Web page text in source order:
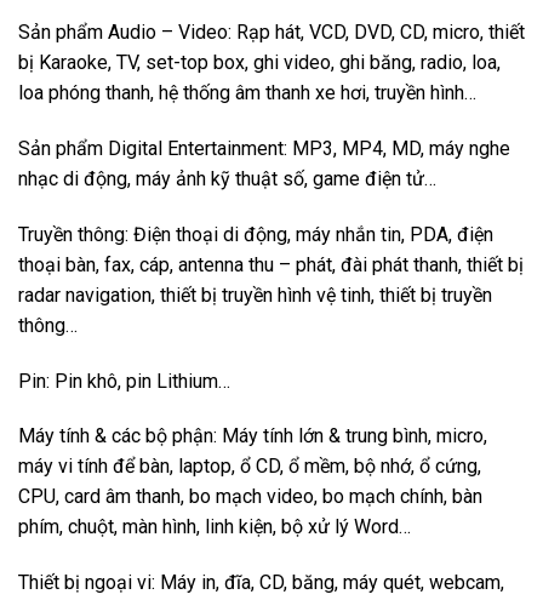
Sản phẩm Audio – Video: Rạp hát, VCD, DVD, CD, micro, thiết
bị Karaoke, TV, set-top box, ghi video, ghi băng, radio, loa,
loa phóng thanh, hệ thống âm thanh xe hơi, truyền hình…
Sản phẩm Digital Entertainment: MP3, MP4, MD, máy nghe
nhạc di động, máy ảnh kỹ thuật số, game điện tử…
Truyền thông: Điện thoại di động, máy nhắn tin, PDA, điện
thoại bàn, fax, cáp, antenna thu – phát, đài phát thanh, thiết bị
radar navigation, thiết bị truyền hình vệ tinh, thiết bị truyền
thông…
Pin: Pin khô, pin Lithium…
Máy tính & các bộ phận: Máy tính lớn & trung bình, micro,
máy vi tính để bàn, laptop, ổ CD, ổ mềm, bộ nhớ, ổ cứng,
CPU, card âm thanh, bo mạch video, bo mạch chính, bàn
phím, chuột, màn hình, linh kiện, bộ xử lý Word…
Thiết bị ngoại vi: Máy in, đĩa, CD, băng, máy quét, webcam,